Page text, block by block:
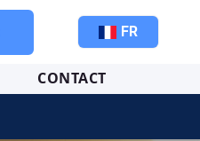
FR
CONTACT